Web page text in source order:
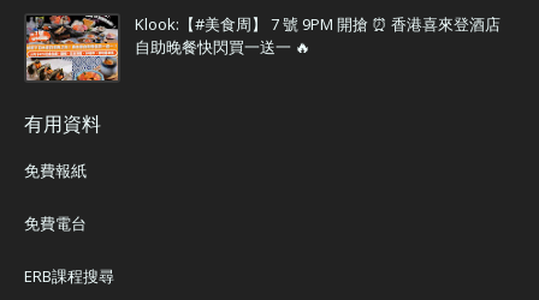
Klook:【#美食周】 7 號 9PM 開搶 ⏰ 香港喜來登酒店
自助晚餐快閃買一送一 🔥
有用資料
免費報紙
免費電台
ERB課程搜尋